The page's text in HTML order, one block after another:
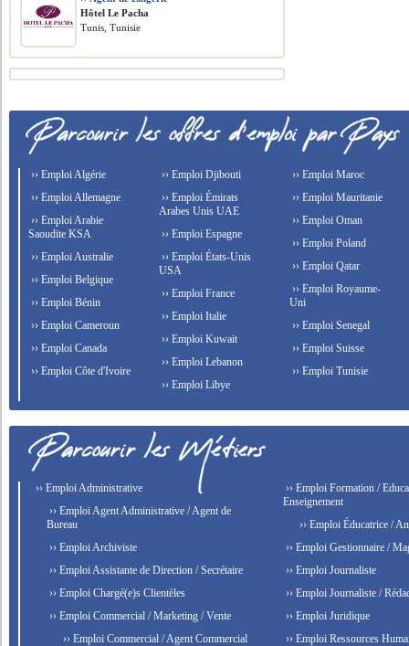
Hôtel Le Pacha
Tunis, Tunisie
›› Emploi Algérie
›› Emploi Allemagne
›› Emploi Arabie
Saoudite KSA
›› Emploi Australie
›› Emploi Belgique
›› Emploi Bénin
›› Emploi Cameroun
›› Emploi Canada
›› Emploi Côte d'Ivoire
›› Emploi Djibouti
›› Emploi Émirats
Arabes Unis UAE
›› Emploi Espagne
›› Emploi États-Unis
USA
›› Emploi France
›› Emploi Italie
›› Emploi Kuwait
›› Emploi Lebanon
›› Emploi Libye
›› Emploi Maroc
›› Emploi Mauritanie
›› Emploi Oman
›› Emploi Poland
›› Emploi Qatar
›› Emploi Royaume-
Uni
›› Emploi Senegal
›› Emploi Suisse
›› Emploi Tunisie
›› Emploi Administrative
›› Emploi Agent Administrative / Agent de
Bureau
›› Emploi Archiviste
›› Emploi Assistante de Direction / Secrétaire
›› Emploi Chargé(e)s Clientèles
›› Emploi Commercial / Marketing / Vente
›› Emploi Commercial / Agent Commercial
›› Emploi Formation /
Enseignement
›› Emploi Éducatrice /
›› Emploi Gestionnaire /
›› Emploi Journaliste
›› Emploi Journaliste /
›› Emploi Juridique
›› Emploi Ressources